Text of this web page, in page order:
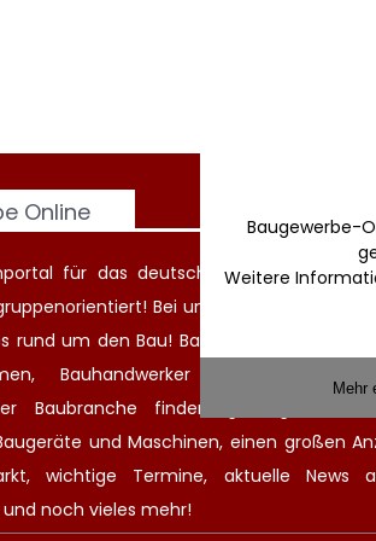
Online
für das deutsche Baugewerbe.
Bei uns werden Sie
rund um den Bau! Bauherren finden
, Bauhandwerker oder
Baubranche finden günstige
und Maschinen, einen großen
, wichtige Termine, aktuelle News
und noch vieles mehr!
Baugewerbe-
Weitere
Mehr